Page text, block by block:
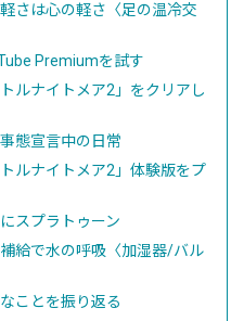
さは心の軽さ〈足の温冷交
Premiumを試す
ルナイトメア2」をクリアし
態宣言中の日常
ルナイトメア2」体験版をプ
スプラトゥーン
給で水の呼吸〈加湿器/バル
ことを振り返る